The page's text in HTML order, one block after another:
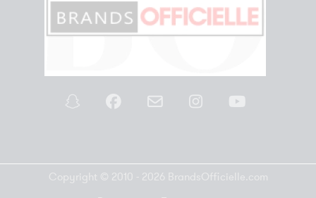
Copyright © 2010 - 2026 BrandsOfficielle.com